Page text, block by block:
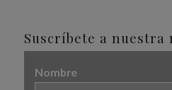
Suscríbete a nuestra
Nombre